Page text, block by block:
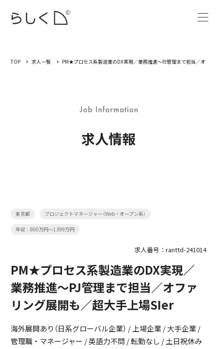
TOP 求人一覧 PM★プロセス系製造業のDX実現／業務推進～PJ管理まで担当／オフ
求人情報
東京都 プロジェクトマネージャー（Web・オープン系）
年収：800万円～1399万円
求人番号：ranttd-241014
PM★プロセス系製造業のDX実現／
業務推進～PJ管理まで担当／オファ
リング展開も／超大手上場SIer
海外展開あり（日系グローバル企業） / 上場企業 / 大手企業 /
管理職・マネージャー / 英語力不問 / 転勤なし / 土日祝休み